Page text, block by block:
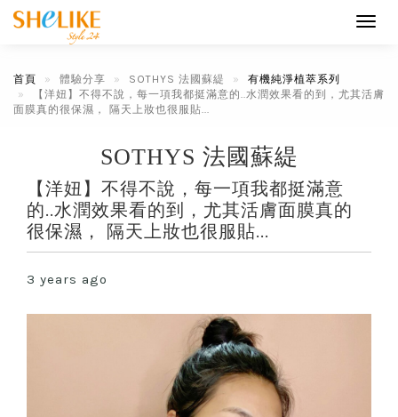
首頁 體驗分享 SOTHYS 法國蘇緹
有機純淨植萃系列
【洋妞】不得不說，每一項我都挺滿意的..水潤效果看的到，尤其活膚
面膜真的很保濕， 隔天上妝也很服貼...
SOTHYS 法國蘇緹
【洋妞】不得不說，每一項我都挺滿意
的..水潤效果看的到，尤其活膚面膜真的
很保濕， 隔天上妝也很服貼...
3 years ago